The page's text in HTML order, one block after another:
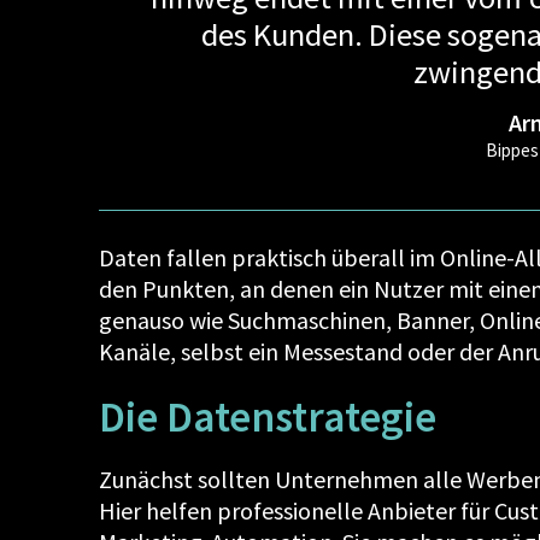
des Kunden. Diese
Daten fallen praktisch überall im Online-
den Punkten, an denen ein Nutzer mit
genauso wie Suchmaschinen, Banner,
Kanäle, selbst ein Messestand oder der
Die Datenstrategie
Zunächst sollten Unternehmen alle
Hier helfen professionelle Anbieter für